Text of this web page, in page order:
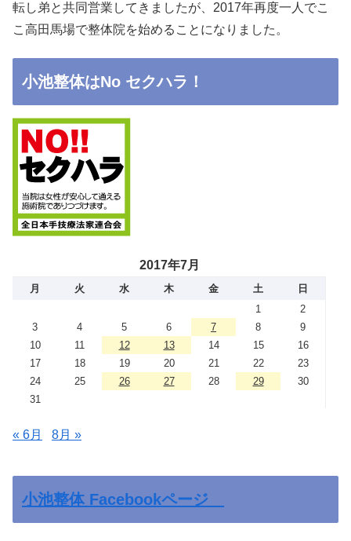
転し弟と共同営業してきましたが、2017年再度一人でこ
こ高田馬場で整体院を始めることになりました。
小池整体はNo セクハラ！
2017年7月
月 火 水 木 金 土
日
1
2
3
4 5 6 7 8
9
10
11 12 13 14 15
16
17
18 19 20 21 22
23
24
25 26 27 28 29
30
31
« 6月 8月 »
小池整体 Facebookページ